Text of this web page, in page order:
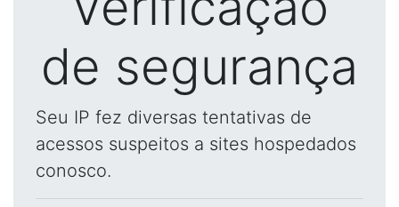
de segurança
Seu IP fez diversas tentativas de
acessos suspeitos a sites hospedados
conosco.